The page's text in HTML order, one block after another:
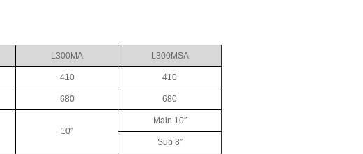
L300MA L300MSA
410 410
680 680
10″
Main 10″
Sub 8″